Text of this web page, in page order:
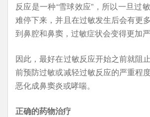
反应是一种“雪球效应”，所以一旦过
难停下来，并且在过敏发生后会有更
到鼻腔和鼻窦，过敏症状会变得更加严
因此，最好在过敏反应开始之前就阻
前预防过敏或减轻过敏反应的严重程
恶化成鼻窦炎或哮喘。
正确的药物治疗